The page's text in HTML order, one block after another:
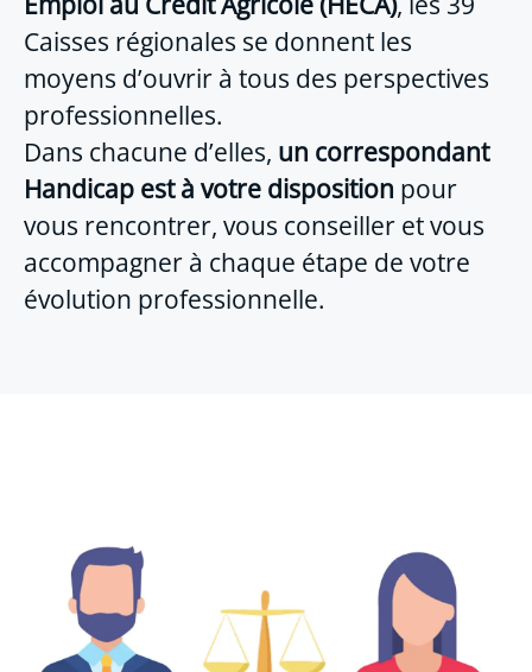
Caisses régionales se donnent les
moyens d’ouvrir à tous des perspectives
professionnelles.
Dans chacune d’elles, un correspondant
Handicap est à votre disposition pour
vous rencontrer, vous conseiller et vous
accompagner à chaque étape de votre
évolution professionnelle.